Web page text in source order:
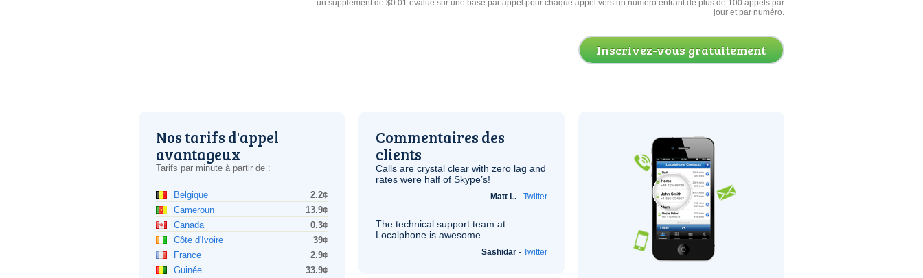
un supplément de $0.01 évalué sur une base par appel pour chaque appel vers un numéro entrant de plus de 100 appels par
jour et par numéro.
Inscrivez-vous gratuitement
Nos tarifs d'appel
avantageux
Tarifs par minute à partir de :
Belgique
2.2¢
Cameroun
13.9¢
Canada
0.3¢
Côte d'Ivoire
39¢
France
2.9¢
Guinée
33.9¢
Commentaires des
clients
Calls are crystal clear with zero lag and
rates were half of Skype’s!
Matt L. - Twitter
The technical support team at
Localphone is awesome.
Sashidar - Twitter